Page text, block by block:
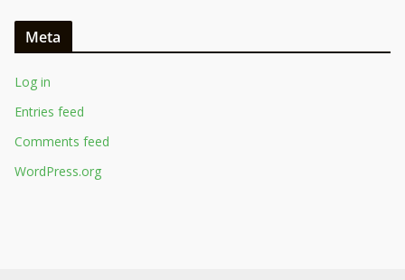
Meta
Log in
Entries feed
Comments feed
WordPress.org